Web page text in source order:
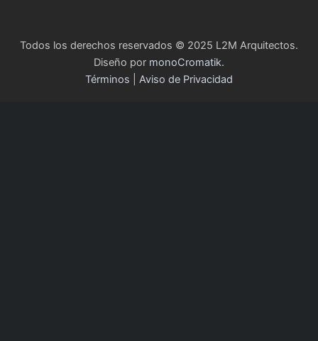
Todos los derechos reservados © 2025 L2M Arquitectos.
Diseño por monoCromatik.
Términos
Aviso de Privacidad